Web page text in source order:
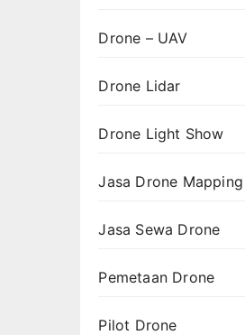
Drone – UAV
Drone Lidar
Drone Light Show
Jasa Drone Mapping
Jasa Sewa Drone
Pemetaan Drone
Pilot Drone